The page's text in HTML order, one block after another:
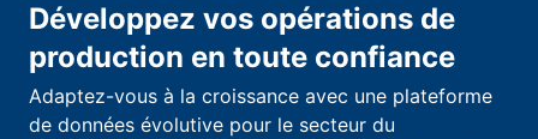
Développez vos opérations de
production en toute confiance
Adaptez-vous à la croissance avec une plateforme
de données évolutive pour le secteur du